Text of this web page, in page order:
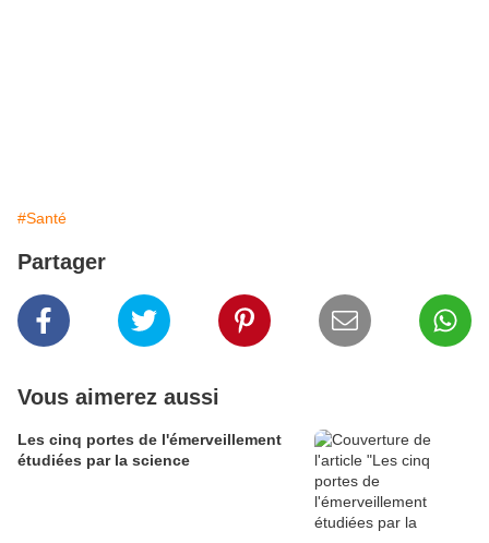
#Santé
Partager
Vous aimerez aussi
Les cinq portes de l'émerveillement
étudiées par la science